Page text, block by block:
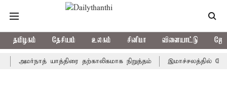
தமிழகம் தேசியம் உலகம் சினிமா விளையாட்டு
யாத்திரை தற்காலிகமாக நிறுத்தம் இமாச்சலத்தில் பேருந்து